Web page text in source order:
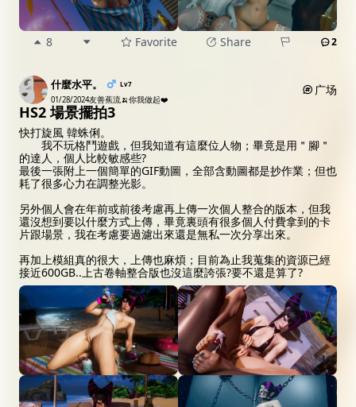
8 Favorite Share 2
什麼水平。 Lv7
01/28/2024友善蕉流🍌你我做起❤️
广场
HS2 場景擺拍3
快打旋風 韓蛛俐。
我不玩格鬥遊戲，但我知道有這麼位人物；畢竟是用＂腳＂
的達人，個人比較敏感些?
最後一張附上一個簡單的GIF動圖，全部含動圖都是抄作業；但也
耗了很多心力在調整光影。
另外個人會在年前或前後考慮再上傳一次個人整合的版本，但我
還沒想到要以什麼方式上傳，畢竟裏頭有很多個人付費拿到的卡
片跟場景，我在考慮要過濾出來還是無私一次分享出來。
再加上模組真的很大，上傳也麻煩；目前為止我蒐集的資源已經
接近600GB..上古卷軸整合版也沒這麼誇張?要不還是算了?